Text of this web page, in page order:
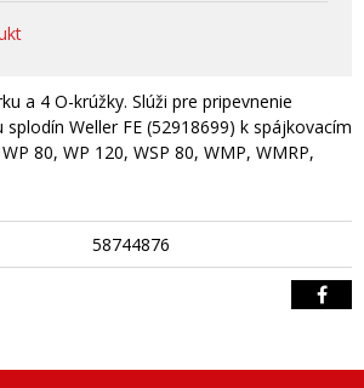
a 4 O-krúžky. Slúži pre pripevnenie
Weller FE (52918699) k spájkovacím
80, WP 120, WSP 80, WMP, WMRP,
58744876